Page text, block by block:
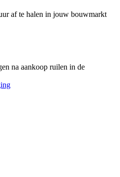
af te halen in jouw bouwmarkt
na aankoop ruilen in de